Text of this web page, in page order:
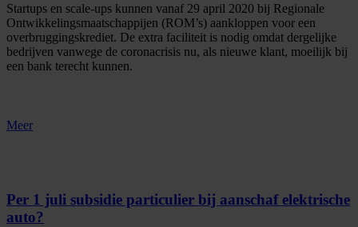
Startups en scale-ups kunnen vanaf 29 april 2020 bij Regionale
Ontwikkelingsmaatschappijen (ROM’s) aankloppen voor een
overbruggingskrediet. De extra faciliteit is nodig omdat dergelijke
bedrijven vanwege de coronacrisis nu, als nieuwe klant, moeilijk bij
een bank terecht kunnen.
Meer
Per 1 juli subsidie particulier bij aanschaf elektrische
auto?